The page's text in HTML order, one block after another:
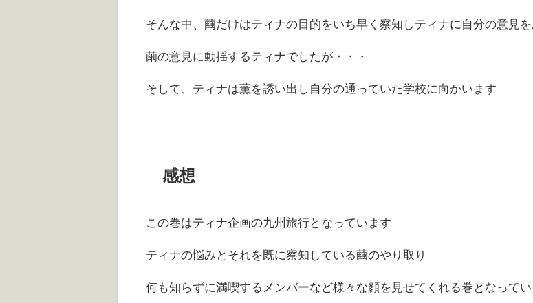
そんな中、繭だけはティナの目的をいち早く察知しティナに自分の意見
繭の意見に動揺するティナでしたが・・・
そして、ティナは薫を誘い出し自分の通っていた学校に向かいます
感想
この巻はティナ企画の九州旅行となっています
ティナの悩みとそれを既に察知している繭のやり取り
何も知らずに満喫するメンバーなど様々な顔を見せてくれる巻となって